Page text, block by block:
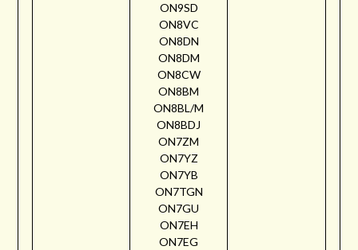
ON9SD
ON8VC
ON8DN
ON8DM
ON8CW
ON8BM
ON8BL/M
ON8BDJ
ON7ZM
ON7YZ
ON7YB
ON7TGN
ON7GU
ON7EH
ON7EG